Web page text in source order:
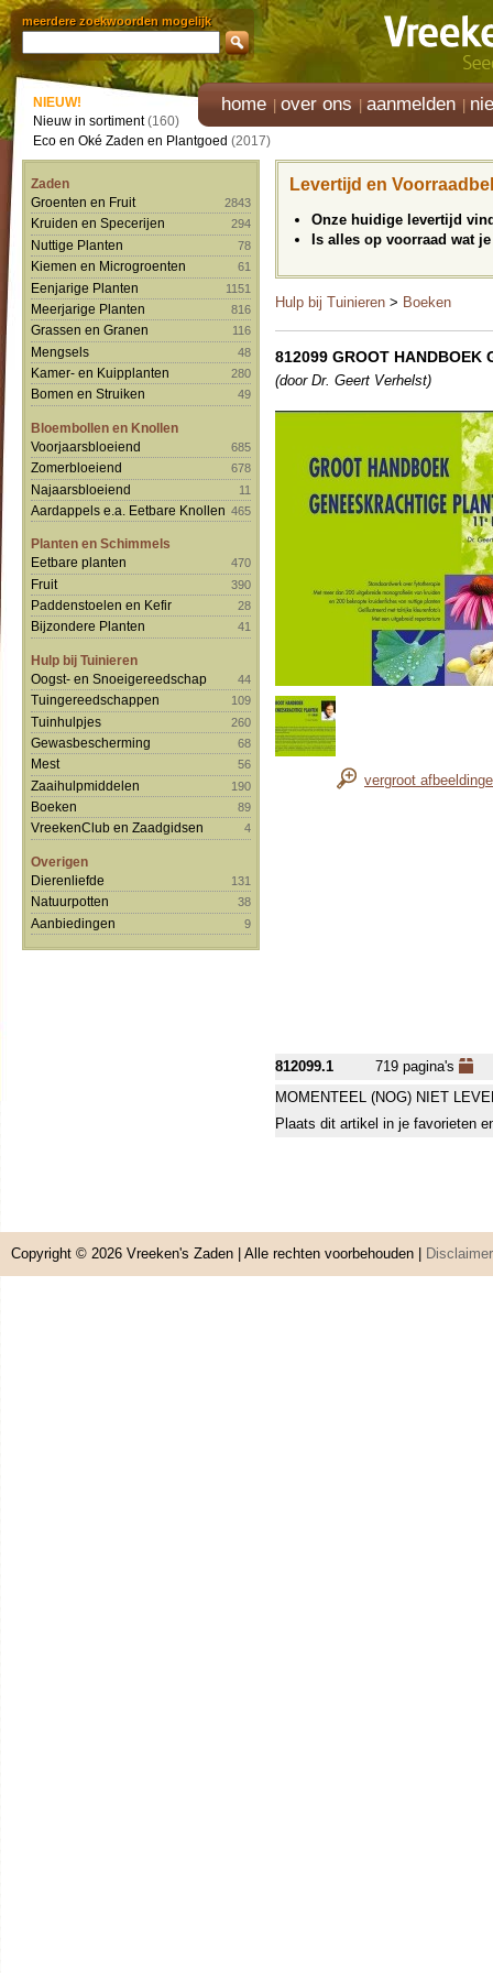
meerdere zoekwoorden mogelijk
home over ons aanmelden
NIEUW!
Nieuw in sortiment(160)
Eco en Oké Zaden en Plantgoed (2017)
Zaden
Groenten en Fruit
2843
Kruiden en Specerijen 294
Nuttige Planten 78
Kiemen en Microgroenten 61
Eenjarige Planten 1151
Meerjarige Planten 816
Grassen en Granen 116
Mengsels 48
Kamer- en Kuipplanten 280
Bomen en Struiken 49
Bloembollen en Knollen
Voorjaarsbloeiend
685
Zomerbloeiend 678
Najaarsbloeiend 11
Aardappels e.a. Eetbare Knollen 465
Planten en Schimmels
Eetbare planten
470
Fruit 390
Paddenstoelen en Kefir 28
Bijzondere Planten 41
Hulp bij Tuinieren
Oogst- en Snoeigereedschap
44
Tuingereedschappen 109
Tuinhulpjes 260
Gewasbescherming 68
Mest 56
Zaaihulpmiddelen 190
Boeken 89
VreekenClub en Zaadgidsen 4
Overigen
Dierenliefde
131
Natuurpotten 38
Aanbiedingen 9
Levertijd en
Onze huidige levertijd
Is alles op voorraad wat
Hulp bij Tuinieren > Boeken
812099 GROOT HANDBOEK
(door Dr. Geert Verhelst)
vergroot
812099.1
719 pagina's
MOMENTEEL (NOG) NIET
Plaats dit artikel in je favorieten
Copyright © 2026 Vreeken's Zaden | Alle rechten voorbehouden | Disclaimer